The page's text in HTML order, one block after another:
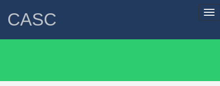
CASC